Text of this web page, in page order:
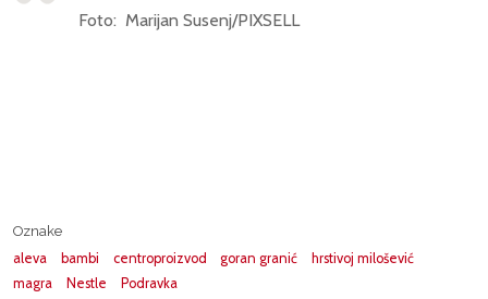
Foto: Marijan Susenj/PIXSELL
Oznake
aleva
bambi centroproizvod goran granić
hrstivoj milošević
magra
Nestle Podravka